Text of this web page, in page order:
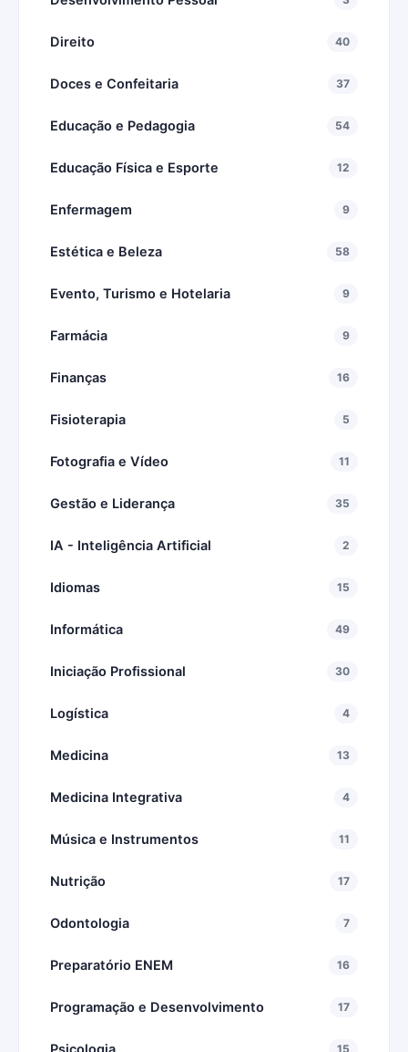
Direito 40
Doces e Confeitaria 37
Educação e Pedagogia 54
Educação Física e Esporte 12
Enfermagem 9
Estética e Beleza 58
Evento, Turismo e Hotelaria 9
Farmácia 9
Finanças 16
Fisioterapia 5
Fotografia e Vídeo 11
Gestão e Liderança 35
IA - Inteligência Artificial 2
Idiomas 15
Informática 49
Iniciação Profissional 30
Logística 4
Medicina 13
Medicina Integrativa 4
Música e Instrumentos 11
Nutrição 17
Odontologia 7
Preparatório ENEM 16
Programação e Desenvolvimento 17
15